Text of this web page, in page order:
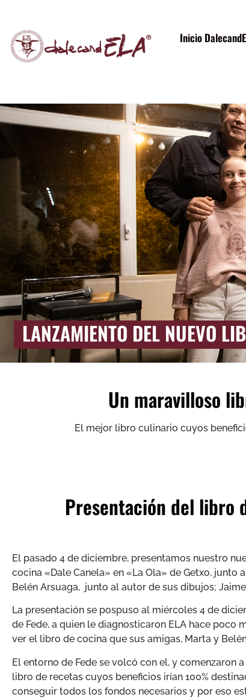
Inicio
LANZAMIENTO DEL NUEVO
Un maravilloso
El mejor libro culinario cuyos
Presentación del libro
El pasado 4 de diciembre, presentamos nuestro
cocina «Dale Canela» en «La Ola» de Getxo,
Belén Arsuaga, junto al autor de sus dibujos;
La presentación se pospuso al miércoles 4 de
de Fede, a quien le diagnosticaron ELA hace poco
ver el libro de cocina que sus amigas, Marta y
El entorno de Fede se volcó con el, y comenzaron
libro de recetas cuyos beneficios irían 100%
conseguir todos los fondos necesarios y por eso